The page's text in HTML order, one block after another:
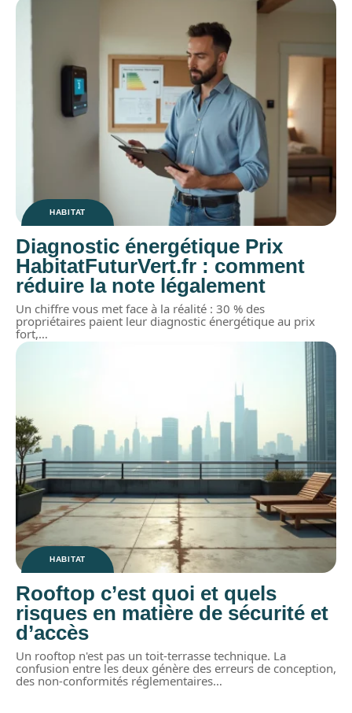
HABITAT
Diagnostic énergétique Prix
HabitatFuturVert.fr : comment
réduire la note légalement
Un chiffre vous met face à la réalité : 30 % des
propriétaires paient leur diagnostic énergétique au prix
fort,…
HABITAT
Rooftop c’est quoi et quels
risques en matière de sécurité et
d’accès
Un rooftop n'est pas un toit-terrasse technique. La
confusion entre les deux génère des erreurs de conception,
des non-conformités réglementaires…